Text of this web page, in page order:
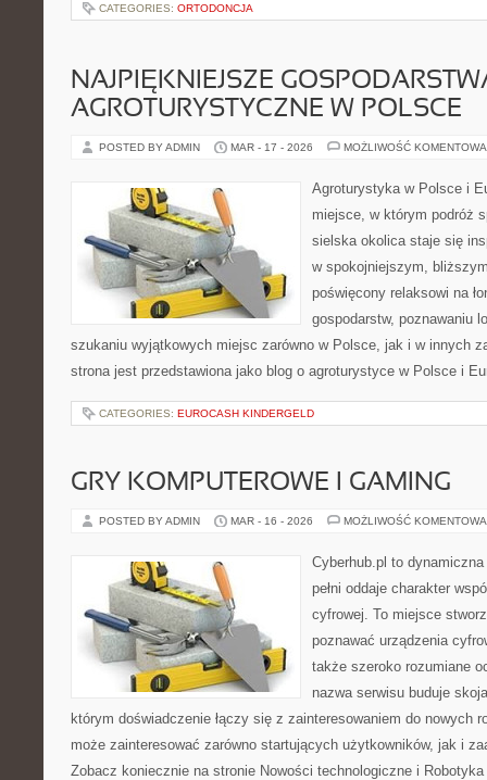
CATEGORIES: ORTODONCJA
NAJPIĘKNIEJSZE
AGROTURYSTYCZNE W POLSCE
POSTED BY ADMIN MAR - 17 - 2026 MOŻLIWOŚĆ
Agroturystyka w Polsce i
miejsce, w którym podróż
sielska okolica staje się
w spokojniejszym,
poświęcony relaksowi na
gospodarstw, poznawaniu
szukaniu wyjątkowych miejsc zarówno w Polsce, jak i w innych
strona jest przedstawiona jako blog o agroturystyce w Polsce i
CATEGORIES: EUROCASH KINDERGELD
GRY KOMPUTEROWE I GAMING
POSTED BY ADMIN MAR - 16 - 2026 MOŻLIWOŚĆ
Cyberhub.pl to
pełni oddaje charakter
cyfrowej. To miejsce
poznawać urządzenia
także szeroko rozumiane
nazwa serwisu buduje
którym doświadczenie łączy się z zainteresowaniem do nowych
może zainteresować zarówno startujących użytkowników, jak i
Zobacz koniecznie na stronie Nowości technologiczne i